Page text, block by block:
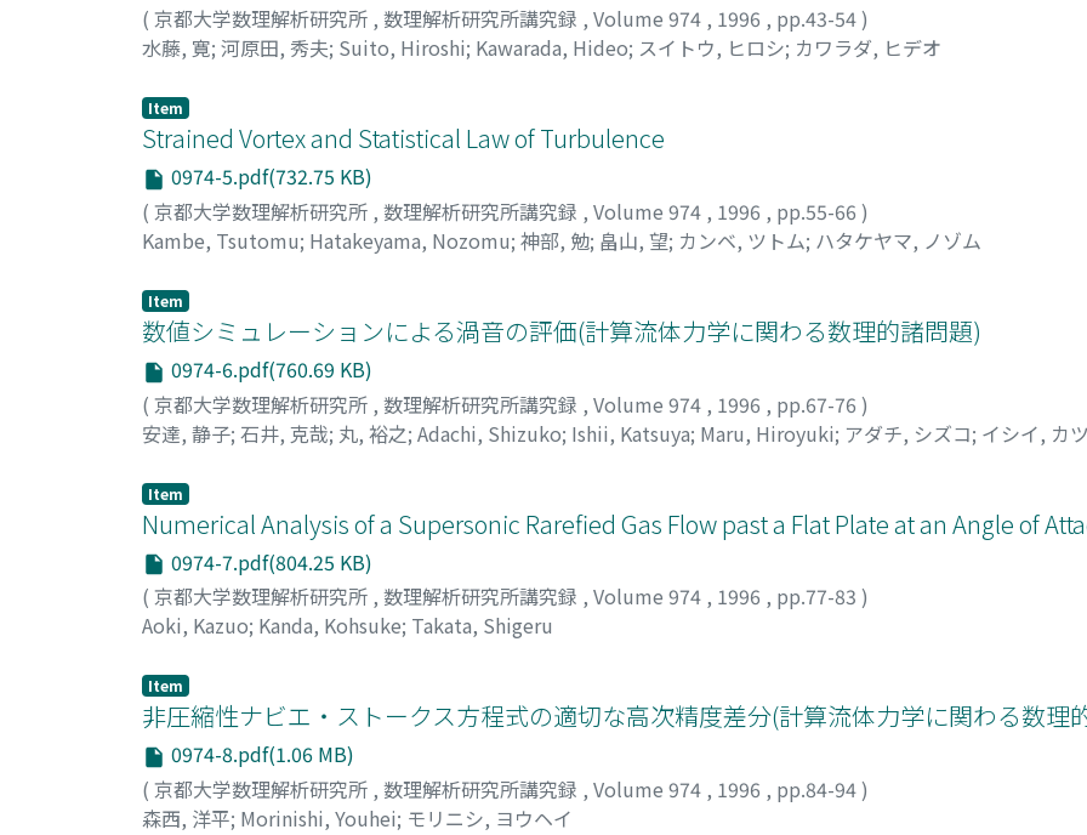
( 京都大学数理解析研究所 , 数理解析研究所講究録 , Volume 974 , 1996 , pp.43-54)
水藤, 寛; 河原田, 秀夫; Suito, Hiroshi; Kawarada, Hideo; スイトウ, ヒロシ; カワラダ, ヒデオ
Item
Strained Vortex and Statistical Law of Turbulence
0974-5.pdf(732.75 KB)
( 京都大学数理解析研究所 , 数理解析研究所講究録 , Volume 974 , 1996 , pp.55-66 )
Kambe, Tsutomu; Hatakeyama, Nozomu; 神部, 勉; 畠山, 望; カンベ, ツトム; ハタケヤマ, ノゾム
Item
数値シミュレーションによる渦音の評価(計算流体力学に関わる数理的諸問題)
0974-6.pdf(760.69 KB)
( 京都大学数理解析研究所 , 数理解析研究所講究録 , Volume 974 , 1996 , pp.67-76 )
安達, 静子; 石井, 克哉; 丸, 裕之; Adachi, Shizuko; Ishii, Katsuya; Maru, Hiroyuki; アダチ, シズコ; イシイ, カ
Item
Numerical Analysis of a Supersonic Rarefied Gas Flow past a Flat Plate at an Angle of
0974-7.pdf(804.25 KB)
( 京都大学数理解析研究所 , 数理解析研究所講究録 , Volume 974 , 1996 , pp.77-83 )
Aoki, Kazuo; Kanda, Kohsuke; Takata, Shigeru
Item
非圧縮性ナビエ・ストークス方程式の適切な高次精度差分(計算流体力学に関わる数理
0974-8.pdf(1.06 MB)
( 京都大学数理解析研究所 , 数理解析研究所講究録 , Volume 974 , 1996 , pp.84-94)
森西, 洋平; Morinishi, Youhei; モリニシ, ヨウヘイ